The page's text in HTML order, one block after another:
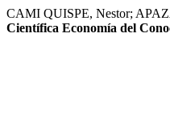
CAMI QUISPE, Nestor;
Científica Economía del